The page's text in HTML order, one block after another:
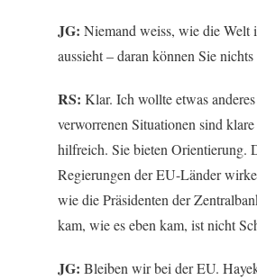
JG: Niemand weiss, wie die Welt
aussieht – daran können Sie nichts
RS: Klar. Ich wollte etwas
verworrenen Situationen sind
hilfreich. Sie bieten Orientierung.
Regierungen der EU-Länder
wie die Präsidenten der
kam, wie es eben kam, ist nicht
JG: Bleiben wir bei der EU.